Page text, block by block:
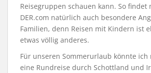
Reisegruppen schauen kann. So findet
DER.com natürlich auch besondere
Familien, denn Reisen mit Kindern ist
etwas völlig anderes.
Für unseren Sommerurlaub könnte
eine Rundreise durch Schottland und